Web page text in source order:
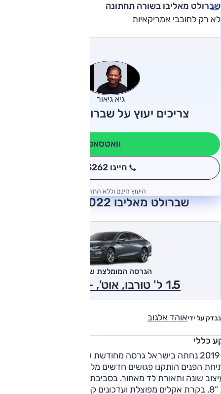
שברולט מאליבו בשורה תחתונה
לא רק לחובבי אמריקאיות
גיא גיאור
צריכים יעוץ על שברולט מאליבו?
וואטסאפ
חייגו 3262
היעוץ חינם וללא התחייבות
שברולט מאליבו 2022 חוות דעת
נבדק על ידיאוהד אלגוב
הגרסה המומלצת של אוטו
1.5 ל' טורבו, אוט', +LT 2022
כללי
הפנים הותקנו פגושים חדשים מלפנים ומאחור, חישוקים
שונה ותאורת לד מאחור. בסביבת הנהג מולטימדיה חדשה